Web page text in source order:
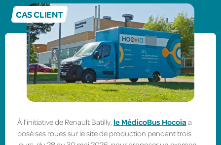
CAS CLIENT
À l'initiative de Renault Batilly, le MédicoBus Hocoia a
posé ses roues sur le site de production pendant trois